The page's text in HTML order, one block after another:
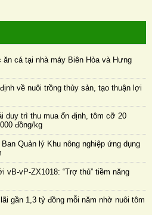
cá tại nhà máy Biên Hòa và Hưng
về nuôi trồng thủy sản, tạo thuận lợi
duy trì thu mua ổn định, tôm cỡ 20
đồng/kg
Quản lý Khu nông nghiệp ứng dụng
vB-vP-ZX1018: “Trợ thủ” tiềm năng
gần 1,3 tỷ đồng mỗi năm nhờ nuôi tôm